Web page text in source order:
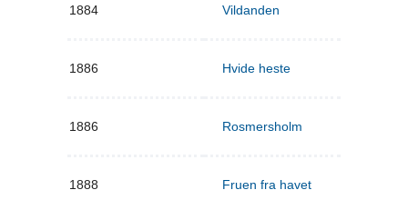
1884 Vildanden
1886 Hvide heste
1886 Rosmersholm
1888 Fruen fra havet